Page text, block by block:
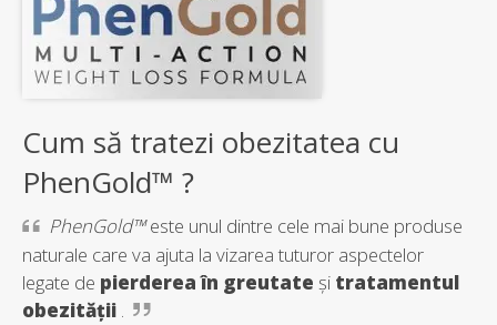
Cum să tratezi obezitatea cu
PhenGold™ ?
PhenGold™este unul dintre cele mai bune produse
naturale care va ajuta la vizarea tuturor aspectelor
legate de pierderea în greutate și tratamentul
obezității .